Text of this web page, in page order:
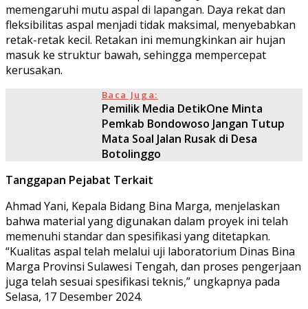
memengaruhi mutu aspal di lapangan. Daya rekat dan
fleksibilitas aspal menjadi tidak maksimal, menyebabkan
retak-retak kecil. Retakan ini memungkinkan air hujan
masuk ke struktur bawah, sehingga mempercepat
kerusakan.
Baca Juga:
Pemilik Media DetikOne Minta
Pemkab Bondowoso Jangan Tutup
Mata Soal Jalan Rusak di Desa
Botolinggo
Tanggapan Pejabat Terkait
Ahmad Yani, Kepala Bidang Bina Marga, menjelaskan
bahwa material yang digunakan dalam proyek ini telah
memenuhi standar dan spesifikasi yang ditetapkan.
“Kualitas aspal telah melalui uji laboratorium Dinas Bina
Marga Provinsi Sulawesi Tengah, dan proses pengerjaan
juga telah sesuai spesifikasi teknis,” ungkapnya pada
Selasa, 17 Desember 2024.